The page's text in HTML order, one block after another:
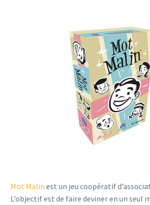
Mot Malin est un jeu coopératif
L’objectif est de faire deviner en un seul